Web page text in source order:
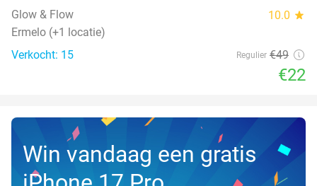
Glow & Flow 10.0 star
Ermelo (+1 locatie)
Verkocht: 15
Regulier €49
€22
Win vandaag een gratis